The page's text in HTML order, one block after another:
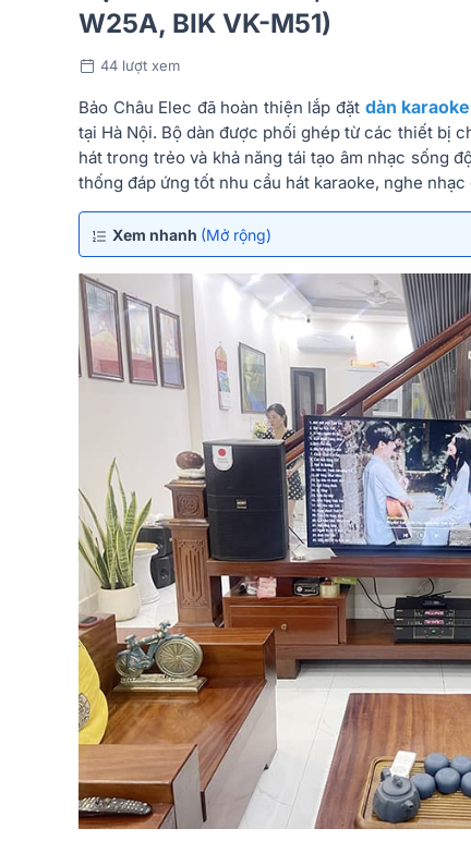
W25A, BIK VK-M51)
44 lượt xem
Bảo Châu Elec đã hoàn thiện lắp đặt dàn karaoke
tại Hà Nội. Bộ dàn được phối ghép từ các thiết bị
hát trong trẻo và khả năng tái tạo âm nhạc sống
thống đáp ứng tốt nhu cầu hát karaoke, nghe
Xem nhanh (Mở rộng)